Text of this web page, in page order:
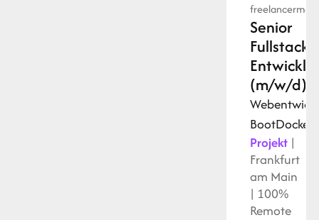
freelancermap
Senior
Fullstack-
(m/w/d)
BootDocker
Projekt|
Frankfurt
am Main
| 100%
Remote